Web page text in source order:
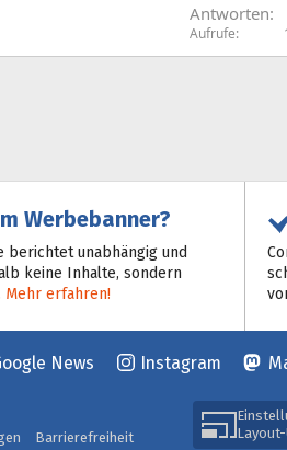
Antworten
Aufrufe
Werbebanner?
berichtet unabhängig und
keine Inhalte, sondern
Mehr erfahren!
News Instagram
Barrierefreiheit